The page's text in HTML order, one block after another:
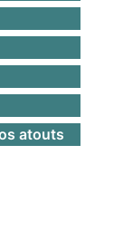
atouts